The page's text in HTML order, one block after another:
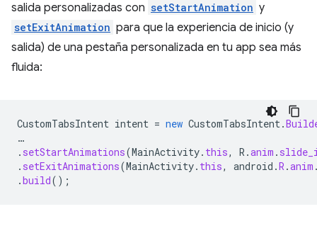
salida personalizadas con setStartAnimation y
setExitAnimation para que la experiencia de inicio (y
salida) de una pestaña personalizada en tu app sea más
fluida:
CustomTabsIntent intent = new CustomTabsIntent.
…
. setStartAnimations(MainActivity. this, R .anim .
. setExitAnimations(MainActivity. this, android .R .anim
.build();